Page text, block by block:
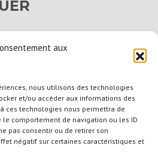
aux
nous utilisons des technologies
et/ou accéder aux informations des
ces technologies nous permettra de
comportement de navigation ou les ID
pas consentir ou de retirer son
négatif sur certaines caractéristiques et